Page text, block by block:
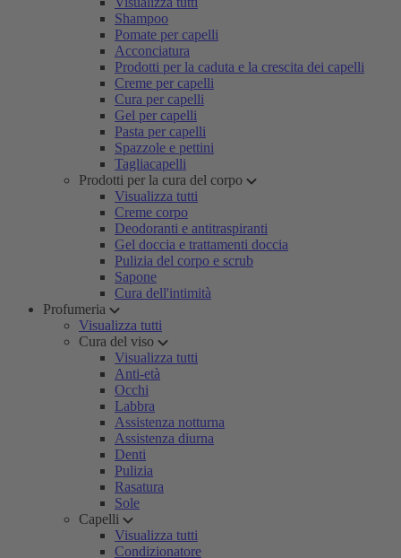
Shampoo
Pomate per capelli
Acconciatura
Prodotti per la caduta e la crescita dei capelli
Creme per capelli
Cura per capelli
Gel per capelli
Pasta per capelli
Spazzole e pettini
Tagliacapelli
Prodotti per la cura del corpo
Visualizza tutti
Creme corpo
Deodoranti e antitraspiranti
Gel doccia e trattamenti doccia
Pulizia del corpo e scrub
Sapone
Cura dell'intimità
Profumeria
Visualizza tutti
Cura del viso
Visualizza tutti
Anti-età
Occhi
Labbra
Assistenza notturna
Assistenza diurna
Denti
Pulizia
Rasatura
Sole
Capelli
Visualizza tutti
Condizionatore